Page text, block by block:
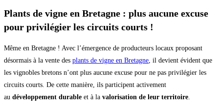
Plants de vigne en Bretagne : plus aucune excuse
pour privilégier les circuits courts !
Même en Bretagne ! Avec l’émergence de producteurs locaux proposant
désormais à la vente des plants de vigne en Bretagne, il devient évident que
les vignobles bretons n’ont plus aucune excuse pour ne pas privilégier les
circuits courts. De cette manière, ils participent activement
au développement durable et à la valorisation de leur territoire.